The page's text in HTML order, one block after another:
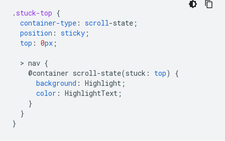
. stuck-top {
container-type : scroll-state ;
position : sticky ;
top : 0px ;
  >
nav {
@container scroll-state(stuck : top)
{
background : Highlight ;
color : HighlightText ;
}
}
}